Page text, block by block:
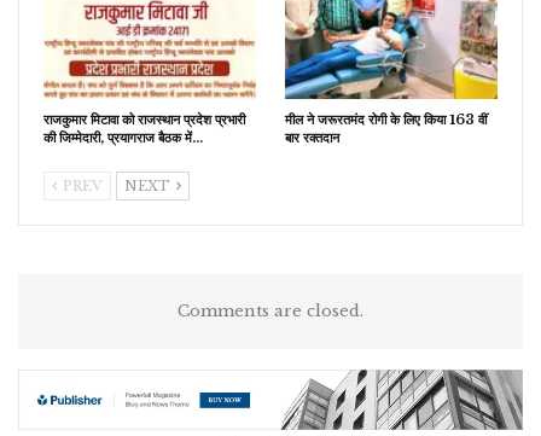
राजकुमार मिटावा को राजस्थान प्रदेश प्रभारी
की जिम्मेदारी, प्रयागराज बैठक में…
मील ने जरूरतमंद रोगी के लिए किया 163 वीं
बार रक्तदान
PREV NEXT
Comments are closed.